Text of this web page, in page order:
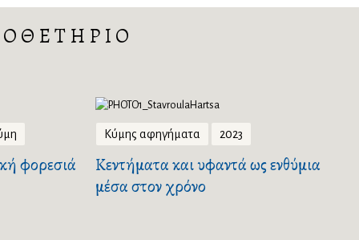
φορεσιά
Κύμης αφηγήματα 2023
Κεντήματα και υφαντά ως ενθύμια
μέσα στον χρόνο